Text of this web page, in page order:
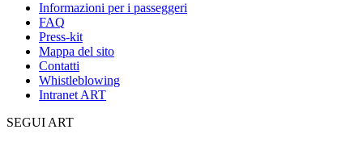
Informazioni per i passeggeri
FAQ
Press-kit
Mappa del sito
Contatti
Whistleblowing
Intranet ART
SEGUI ART